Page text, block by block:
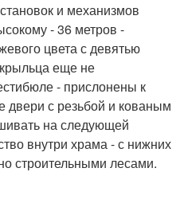
и механизмов
- 36 метров -
цвета с девятью
еще не
- прислонены к
двери с резьбой и кованым
на следующей
внутри храма - с нижних
строительными лесами.